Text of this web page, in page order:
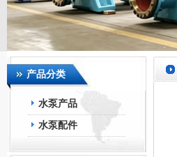
产品分类
水泵产品
水泵配件